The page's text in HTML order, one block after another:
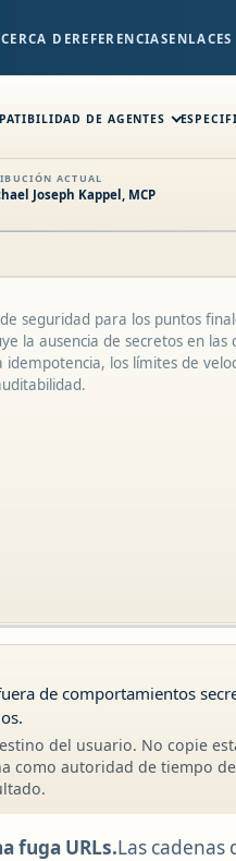
DEREFERENCIAS
DE AGENTES
ACTUAL
Joseph Kappel, MCP
seguridad para los puntos
la ausencia de secretos en las
idempotencia, los límites de
de comportamientos
del usuario. No copie
como autoridad de tiempo de
fuga URLs.Las cadenas